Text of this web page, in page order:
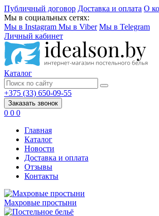
Публичный договор Доставка и оплата О
Мы в социальных сетях:
Мы в Instagram Мы в Viber Мы в Telegram
Личный кабинет
Каталог
+375 (33) 650-09-55
Заказать звонок
0 0 0
Главная
Каталог
Новости
Доставка и оплата
Отзывы
Контакты
Махровые простыни